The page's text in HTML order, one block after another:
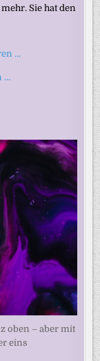
Sie hat den
…
…
oben – aber mit
eins